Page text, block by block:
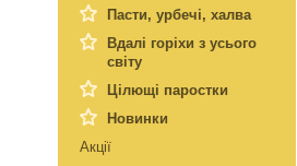
Пасти, урбечі, халва
Вдалi горiхи з усього
свiту
Цiлющi паростки
Новинки
Акції